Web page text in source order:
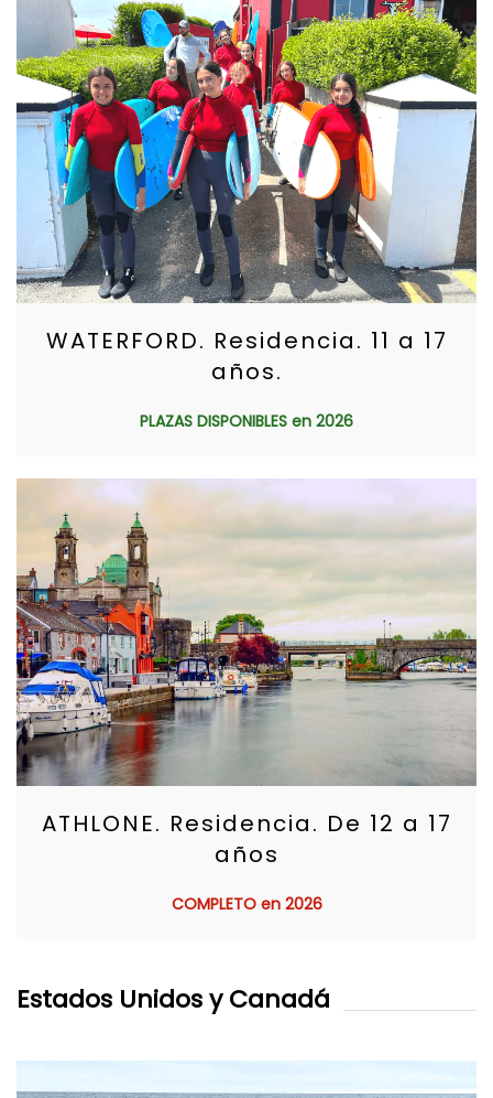
WATERFORD. Residencia. 11 a 17
años.
PLAZAS DISPONIBLES en 2026
ATHLONE. Residencia. De 12 a 17
años
COMPLETO en 2026
Estados Unidos y Canadá